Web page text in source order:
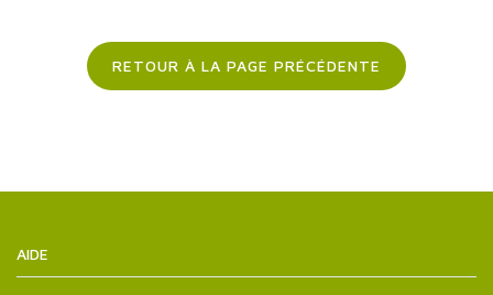
RETOUR À LA PAGE PRÉCÉDENTE
AIDE